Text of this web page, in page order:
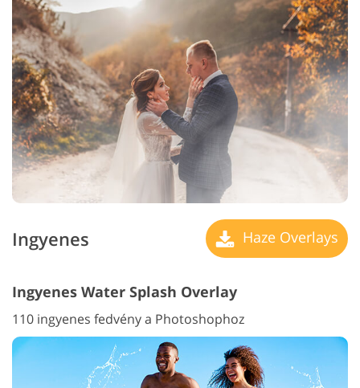
Ingyenes Haze Overlays
Ingyenes Water Splash Overlay
110 ingyenes fedvény a Photoshophoz